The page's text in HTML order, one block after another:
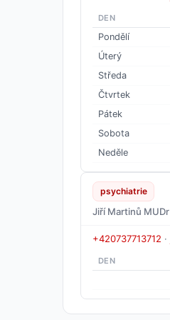
DEN
Pondělí
Úterý
Středa
Čtvrtek
Pátek
Sobota
Neděle
psychiatrie
Jiří Martinů MUDr
+420737713712 ·
DEN